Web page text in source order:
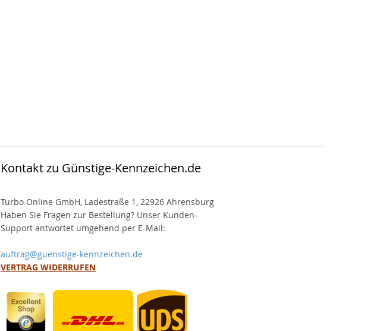
Kontakt zu Günstige-Kennzeichen.de
Turbo Online GmbH, Ladestraße 1, 22926 Ahrensburg
Haben Sie Fragen zur Bestellung? Unser Kunden-
Support antwortet umgehend per E-Mail:
auftrag@guenstige-kennzeichen.de
VERTRAG WIDERRUFEN